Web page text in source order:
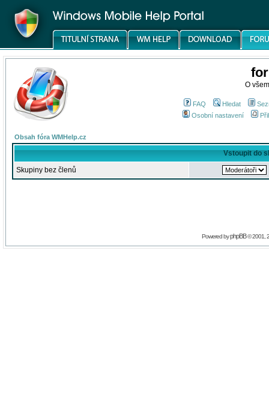
O
FAQ Hledat
Osobní nastavení
Obsah fóra WMHelp.cz
Vstoupit do
Skupiny bez členů
Powered byphpBB© 2001,